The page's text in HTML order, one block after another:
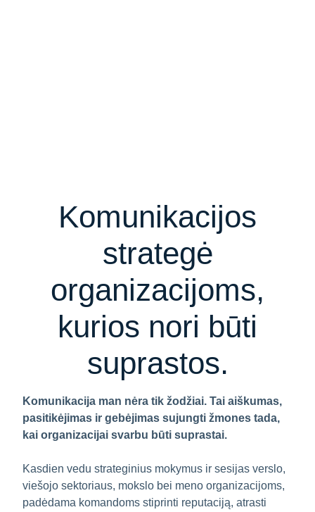
Komunikacijos
strategė
organizacijoms,
kurios nori būti
suprastos.
Komunikacija man nėra tik žodžiai. Tai aiškumas,
pasitikėjimas ir gebėjimas sujungti žmones tada,
kai organizacijai svarbu būti suprastai.
Kasdien vedu strateginius mokymus ir sesijas verslo,
viešojo sektoriaus, mokslo bei meno organizacijoms,
padėdama komandoms stiprinti reputaciją, atrasti